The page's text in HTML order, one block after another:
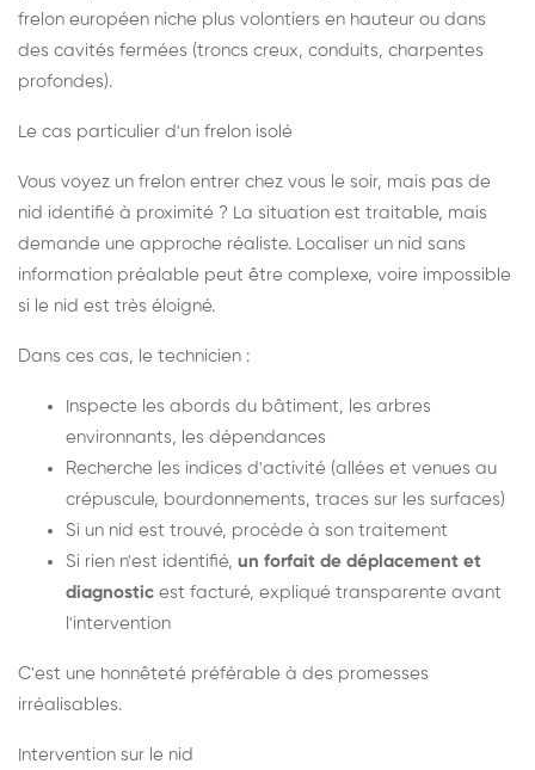
frelon européen niche plus volontiers en hauteur ou dans
des cavités fermées (troncs creux, conduits, charpentes
profondes).
Le cas particulier d'un frelon isolé
Vous voyez un frelon entrer chez vous le soir, mais pas de
nid identifié à proximité ? La situation est traitable, mais
demande une approche réaliste. Localiser un nid sans
information préalable peut être complexe, voire impossible
si le nid est très éloigné.
Dans ces cas, le technicien :
Inspecte les abords du bâtiment, les arbres
environnants, les dépendances
Recherche les indices d'activité (allées et venues au
crépuscule, bourdonnements, traces sur les surfaces)
Si un nid est trouvé, procède à son traitement
Si rien n'est identifié, un forfait de déplacement et
diagnostic est facturé, expliqué transparente avant
l'intervention
C'est une honnêteté préférable à des promesses
irréalisables.
Intervention sur le nid